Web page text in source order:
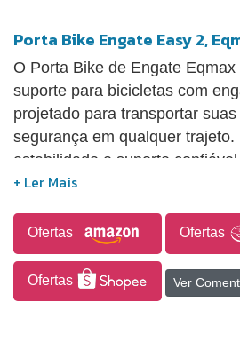
Porta Bike Engate Easy 2,
O Porta Bike de Engate
suporte para bicicletas com
projetado para transportar
segurança em qualquer trajeto.
estabilidade e suporte
prática tanto para viagens
representa uma boa
para quem busca um suporte
Ofertas Ofertas
Ofertas Ver